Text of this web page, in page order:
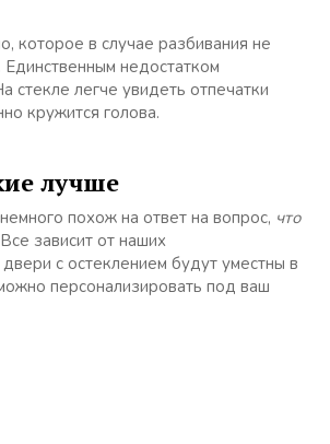
которое в случае разбивания не
недостатком
стекле легче увидеть отпечатки
кружится голова.
лучше
похож на ответ на вопрос, что
зависит от наших
с остеклением будут уместны в
персонализировать под ваш